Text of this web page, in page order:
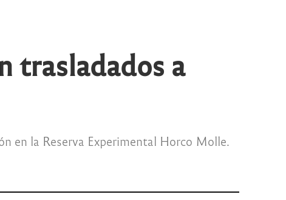
trasladados a
en la Reserva Experimental Horco Molle.